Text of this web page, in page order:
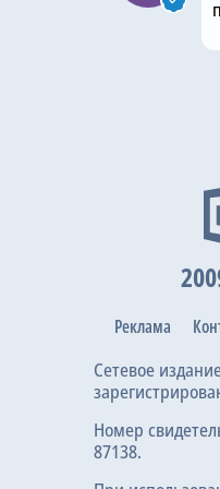
Реклама
Сетевое
Номер
87138.